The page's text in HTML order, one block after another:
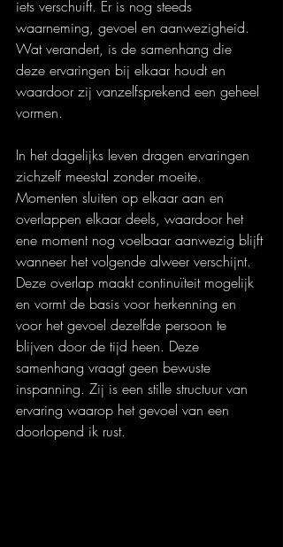
iets verschuift. Er is nog steeds
waarneming, gevoel en aanwezigheid.
Wat verandert, is de samenhang die
deze ervaringen bij elkaar houdt en
waardoor zij vanzelfsprekend een geheel
vormen.
In het dagelijks leven dragen ervaringen
zichzelf meestal zonder moeite.
Momenten sluiten op elkaar aan en
overlappen elkaar deels, waardoor het
ene moment nog voelbaar aanwezig blijft
wanneer het volgende alweer verschijnt.
Deze overlap maakt continuïteit mogelijk
en vormt de basis voor herkenning en
voor het gevoel dezelfde persoon te
blijven door de tijd heen. Deze
samenhang vraagt geen bewuste
inspanning. Zij is een stille structuur van
ervaring waarop het gevoel van een
doorlopend ik rust.